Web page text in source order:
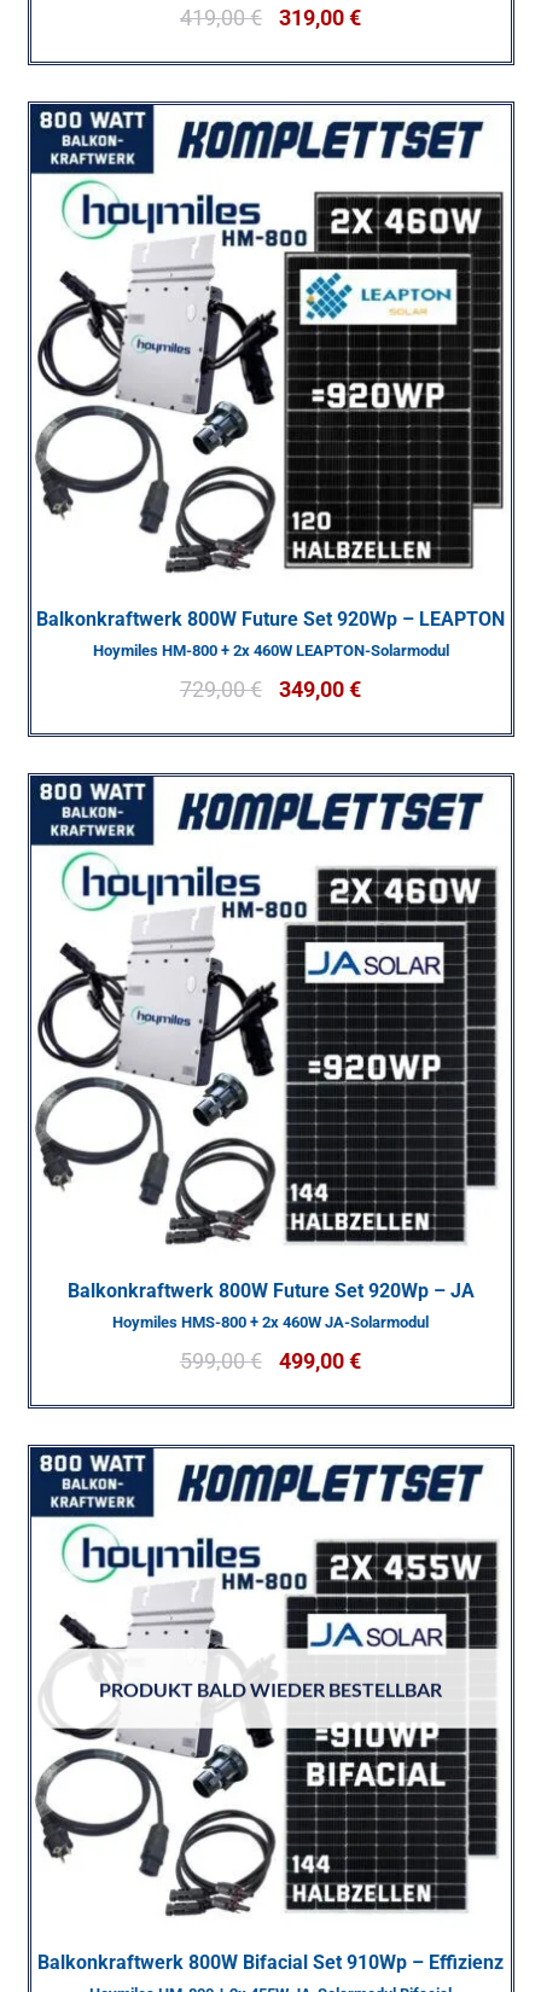
419,00€ 319,00€
Balkonkraftwerk 800W Future Set 920Wp – LEAPTON
Hoymiles HM-800 + 2x 460W LEAPTON-Solarmodul
729,00€ 349,00€
Balkonkraftwerk 800W Future Set 920Wp – JA
Hoymiles HMS-800 + 2x 460W JA-Solarmodul
599,00€ 499,00€
PRODUKT BALD WIEDER BESTELLBAR
Balkonkraftwerk 800W Bifacial Set 910Wp – Effizienz